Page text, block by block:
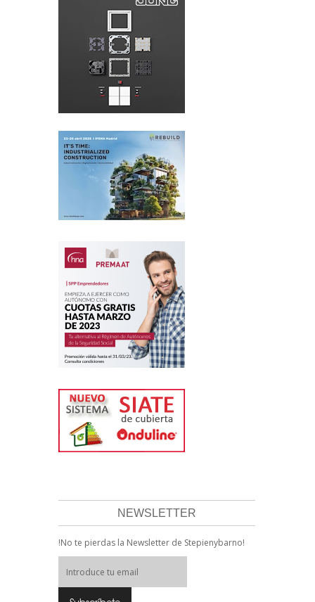
NEWSLETTER
!No te pierdas la Newsletter de Stepienybarno!